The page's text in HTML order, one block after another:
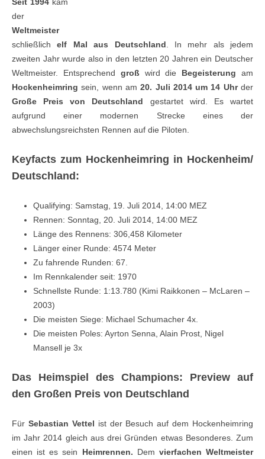
der
Weltmeister
schließlichelf Mal aus Deutschland . In mehr als jedem
zweiten Jahr wurde also in den letzten 20 Jahren ein Deutscher
Weltmeister. Entsprechend groß wird die Begeisterung am
Hockenheimring sein, wenn am20. Juli 2014 um 14 Uhrder
Große Preis von Deutschland gestartet wird. Es wartet
aufgrund einer modernen Strecke eines der
abwechslungsreichsten Rennen auf die Piloten.
Keyfacts zum Hockenheimring in Hockenheim/
Deutschland:
Qualifying: Samstag, 19. Juli 2014, 14:00 MEZ
Rennen: Sonntag, 20. Juli 2014, 14:00 MEZ
Länge des Rennens: 306,458 Kilometer
Länger einer Runde: 4574 Meter
Zu fahrende Runden: 67.
Im Rennkalender seit: 1970
Schnellste Runde: 1:13.780 (Kimi Raikkonen – McLaren –
2003)
Die meisten Siege: Michael Schumacher 4x.
Die meisten Poles: Ayrton Senna, Alain Prost, Nigel
Mansell je 3x
Das Heimspiel des Champions: Preview auf
den Großen Preis von Deutschland
Für Sebastian Vettel ist der Besuch auf dem Hockenheimring
im Jahr 2014 gleich aus drei Gründen etwas Besonderes. Zum
einen ist es sein Heimrennen. Dem vierfachen Weltmeister